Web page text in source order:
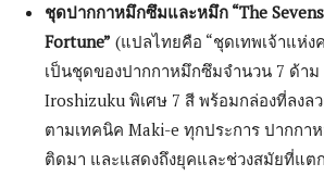
ชุดปากกาหมึกซึมและหมึก “The
Fortune” (แปลไทยคือ “ชุดเทพเจ้าแห่ง
เป็นชุดของปากกาหมึกซึมจำนวน 7 ด้า
Iroshizuku พิเศษ 7 สี พร้อมกล่องที่ลงล
ตามเทคนิค Maki-e ทุกประการ ปากก
ติดมา และแสดงถึงยุคและช่วงสมัยที่แ